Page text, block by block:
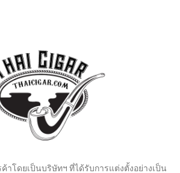
าโดยเป็นบริษัทฯ ที่ได้รับการแต่งตั้งอย่างเป็น